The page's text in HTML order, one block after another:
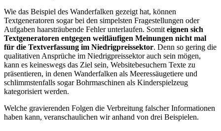
Wie das Beispiel des Wanderfalken gezeigt hat, können
Textgeneratoren sogar bei den simpelsten Fragestellungen oder
Aufgaben haarsträubende Fehler unterlaufen. Somiteignen sich
Textgeneratoren entgegen weitläufigen Meinungen nicht mal
für die Textverfassung im Niedrigpreissektor. Denn so gering die
qualitativen Ansprüche im Niedrigpreissektor auch sein mögen,
kann es keineswegs das Ziel sein, Websitebesuchern Texte zu
präsentieren, in denen Wanderfalken als Meeressäugetiere und
schlimmstenfalls sogar Bohrmaschinen als Kinderspielzeug
kategorisiert werden.
Welche gravierenden Folgen die Verbreitung falscher Informationen
haben kann, veranschaulichen wir anhand von drei Beispielen.